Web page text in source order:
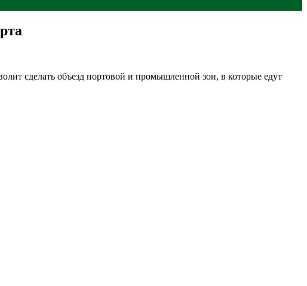
сделать объезд портовой и промышленной зон, в которые едут